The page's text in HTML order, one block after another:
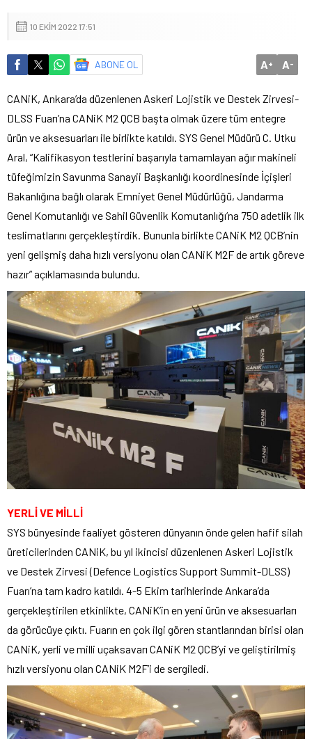
10 EKIM 2022 17:51
ABONE OL A+ A-
CANiK, Ankara’da düzenlenen Askeri Lojistik ve Destek Zirvesi-
DLSS Fuarı’na CANiK M2 QCB başta olmak üzere tüm entegre
ürün ve aksesuarları ile birlikte katıldı. SYS Genel Müdürü C. Utku
Aral, “Kalifikasyon testlerini başarıyla tamamlayan ağır makineli
tüfeğimizin Savunma Sanayii Başkanlığı koordinesinde İçişleri
Bakanlığına bağlı olarak Emniyet Genel Müdürlüğü, Jandarma
Genel Komutanlığı ve Sahil Güvenlik Komutanlığı’na 750 adetlik ilk
teslimatlarını gerçekleştirdik. Bununla birlikte CANiK M2 QCB’nin
yeni gelişmiş daha hızlı versiyonu olan CANiK M2F de artık göreve
hazır” açıklamasında bulundu.
YERLİ VE MİLLİ
SYS bünyesinde faaliyet gösteren dünyanın önde gelen hafif silah
üreticilerinden CANiK, bu yıl ikincisi düzenlenen Askeri Lojistik
ve Destek Zirvesi (Defence Logistics Support Summit-DLSS)
Fuarı’na tam kadro katıldı. 4-5 Ekim tarihlerinde Ankara’da
gerçekleştirilen etkinlikte, CANiK’in en yeni ürün ve aksesuarları
da görücüye çıktı. Fuarın en çok ilgi gören stantlarından birisi olan
CANiK, yerli ve milli uçaksavarı CANiK M2 QCB’yi ve geliştirilmiş
hızlı versiyonu olan CANiK M2F’i de sergiledi.